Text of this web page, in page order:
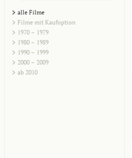
alle Filme
Filme mit Kaufoption
1970 – 1979
1980 – 1989
1990 – 1999
2000 – 2009
ab 2010